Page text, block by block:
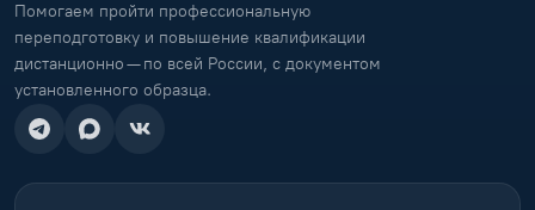
Помогаем пройти профессиональную
переподготовку и повышение квалификации
дистанционно — по всей России, с документом
установленного образца.